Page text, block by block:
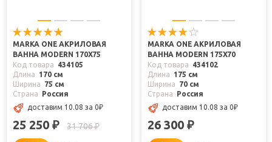
MARKA ONE АКРИЛОВАЯ
ВАННА MODERN 170X75
Код товара
434105
Длина
170 см
Ширина
75 см
Страна
Россия
доставим 10.08 за 0₽
25 250 ₽ 31 706₽
MARKA ONE АКРИЛОВАЯ
ВАННА MODERN 175X70
Код товара
434102
Длина
175 см
Ширина
70 см
Страна
Россия
доставим 10.08 за 0₽
26 300 ₽